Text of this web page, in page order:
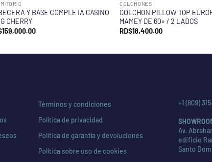
Y BASE COMPLETA CASINO
CHERRY
159,000.00
COLCHONES
COLCHON PILLOW TOP
MAMEY DE 60» / 2 LADOS
RD$18,400.00
Términos y condiciones
Política de privacidad
Política de garantía y devoluciones
Política sobre uso de cookies
+1 (809)
Av.
edificio
Santo